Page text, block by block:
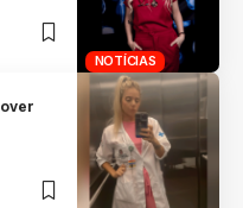
NOTÍCIAS